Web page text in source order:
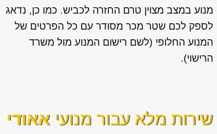
מנוע במצב מצוין טרם החזרה לכביש. כמו כן, נדאג
לספק לכם שטר מכר מסודר עם כל הפרטים של
המנוע החלופי (לשם רישום המנוע מול משרד
הרישוי).
שירות מלא עבור מנועי אאודי